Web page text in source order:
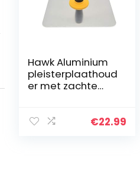
Hawk Aluminium
pleisterplaathoud
er met zachte
hap voor cement,
€22.99